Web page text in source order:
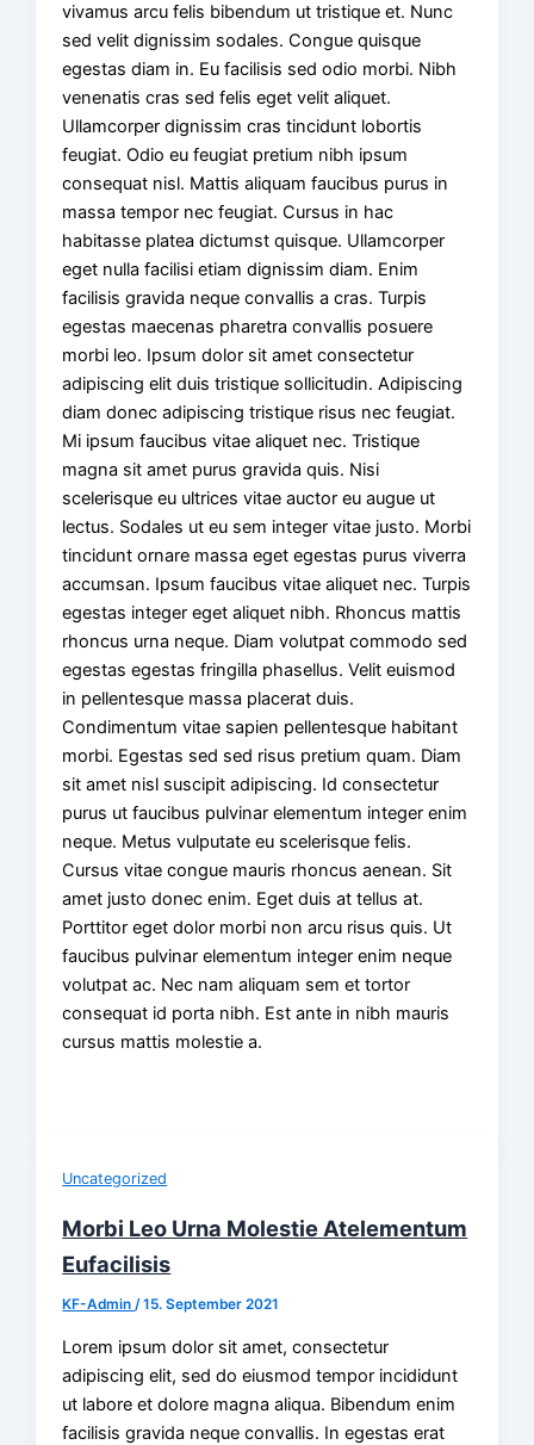
vivamus arcu felis bibendum ut tristique et. Nunc
sed velit dignissim sodales. Congue quisque
egestas diam in. Eu facilisis sed odio morbi. Nibh
venenatis cras sed felis eget velit aliquet.
Ullamcorper dignissim cras tincidunt lobortis
feugiat. Odio eu feugiat pretium nibh ipsum
consequat nisl. Mattis aliquam faucibus purus in
massa tempor nec feugiat. Cursus in hac
habitasse platea dictumst quisque. Ullamcorper
eget nulla facilisi etiam dignissim diam. Enim
facilisis gravida neque convallis a cras. Turpis
egestas maecenas pharetra convallis posuere
morbi leo. Ipsum dolor sit amet consectetur
adipiscing elit duis tristique sollicitudin. Adipiscing
diam donec adipiscing tristique risus nec feugiat.
Mi ipsum faucibus vitae aliquet nec. Tristique
magna sit amet purus gravida quis. Nisi
scelerisque eu ultrices vitae auctor eu augue ut
lectus. Sodales ut eu sem integer vitae justo. Morbi
tincidunt ornare massa eget egestas purus viverra
accumsan. Ipsum faucibus vitae aliquet nec. Turpis
egestas integer eget aliquet nibh. Rhoncus mattis
rhoncus urna neque. Diam volutpat commodo sed
egestas egestas fringilla phasellus. Velit euismod
in pellentesque massa placerat duis.
Condimentum vitae sapien pellentesque habitant
morbi. Egestas sed sed risus pretium quam. Diam
sit amet nisl suscipit adipiscing. Id consectetur
purus ut faucibus pulvinar elementum integer enim
neque. Metus vulputate eu scelerisque felis.
Cursus vitae congue mauris rhoncus aenean. Sit
amet justo donec enim. Eget duis at tellus at.
Porttitor eget dolor morbi non arcu risus quis. Ut
faucibus pulvinar elementum integer enim neque
volutpat ac. Nec nam aliquam sem et tortor
consequat id porta nibh. Est ante in nibh mauris
cursus mattis molestie a.
Uncategorized
Morbi Leo Urna Molestie Atelementum
Eufacilisis
KF-Admin/15. September 2021
Lorem ipsum dolor sit amet, consectetur
adipiscing elit, sed do eiusmod tempor incididunt
ut labore et dolore magna aliqua. Bibendum enim
facilisis gravida neque convallis. In egestas erat